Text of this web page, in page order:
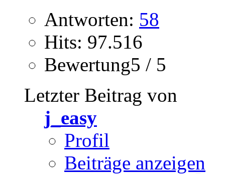
Antworten: 58
Hits: 97.516
Bewertung5 / 5
Letzter Beitrag von
j_easy
Profil
Beiträge anzeigen